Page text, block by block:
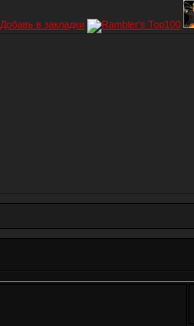
Добавь в закладки